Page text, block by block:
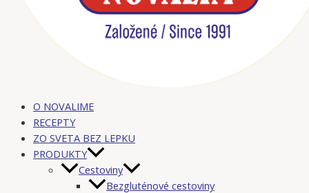
O NOVALIME
RECEPTY
ZO SVETA BEZ LEPKU
PRODUKTY
Cestoviny
Bezgluténové cestoviny